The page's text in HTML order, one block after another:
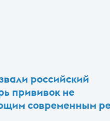
российский
прививок не
современным